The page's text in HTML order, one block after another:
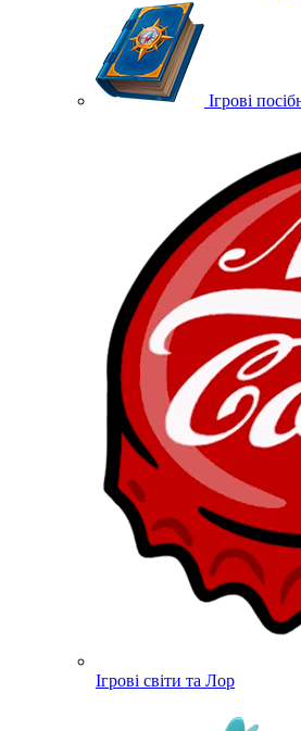
Ігрові
Ігрові світи та Лор